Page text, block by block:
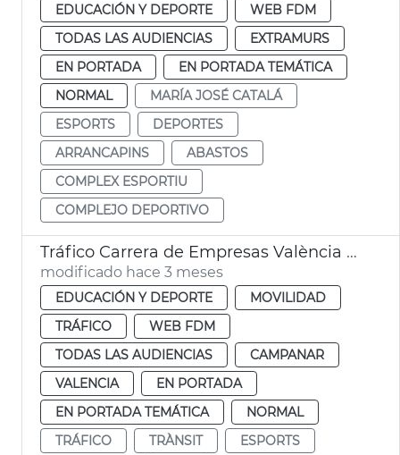
EDUCACIÓN Y DEPORTE
WEB FDM
TODAS LAS AUDIENCIAS
EXTRAMURS
EN PORTADA
EN PORTADA TEMÁTICA
NORMAL
MARÍA JOSÉ CATALÁ
ESPORTS
DEPORTES
ARRANCAPINS
ABASTOS
COMPLEX ESPORTIU
COMPLEJO DEPORTIVO
Tráfico Carrera de Empresas València 2026
modificado hace 3 meses
EDUCACIÓN Y DEPORTE
MOVILIDAD
TRÁFICO
WEB FDM
TODAS LAS AUDIENCIAS
CAMPANAR
VALENCIA
EN PORTADA
EN PORTADA TEMÁTICA
NORMAL
TRÁFICO
TRÀNSIT
ESPORTS